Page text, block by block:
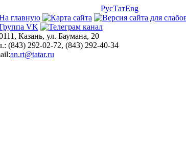
РусТатEng
Казань, ул. Баумана, 20
(843) 292-02-72, (843) 292-40-34
an.rt@tatar.ru